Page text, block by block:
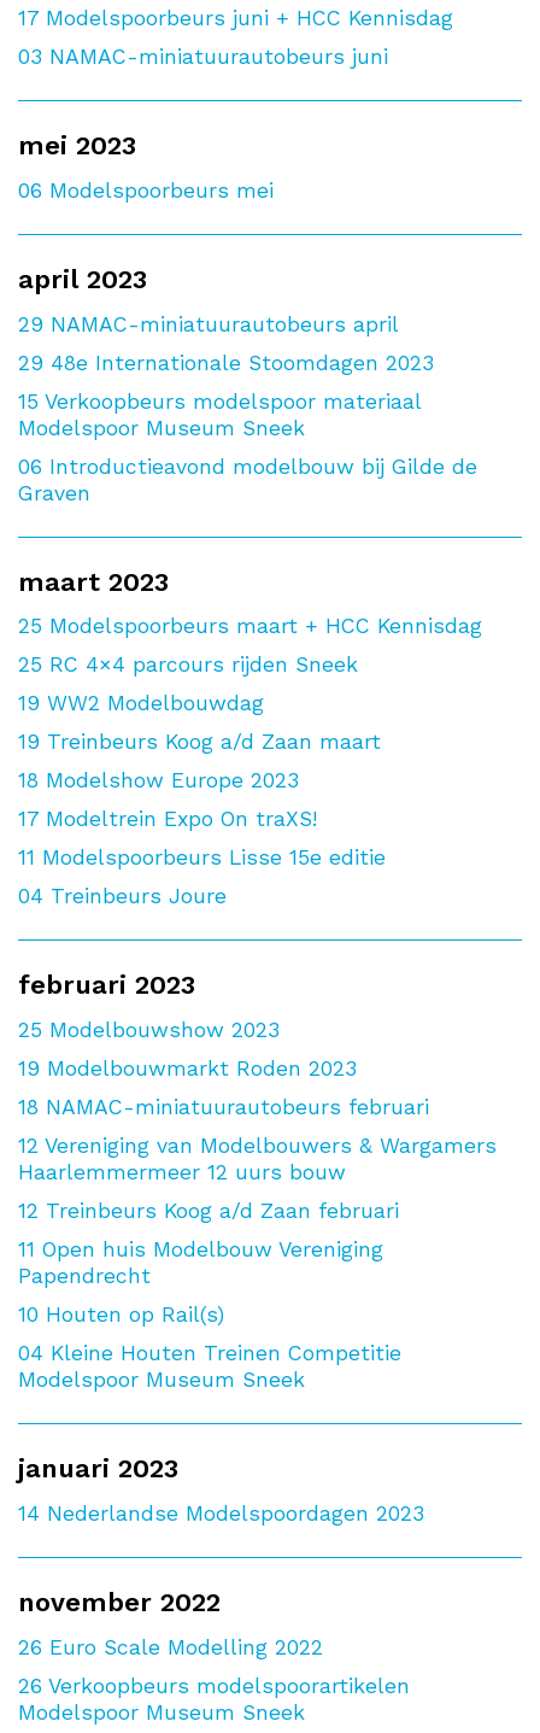
17 Modelspoorbeurs juni + HCC Kennisdag
03 NAMAC-miniatuurautobeurs juni
mei 2023
06 Modelspoorbeurs mei
april 2023
29 NAMAC-miniatuurautobeurs april
29 48e Internationale Stoomdagen 2023
15 Verkoopbeurs modelspoor materiaal
Modelspoor Museum Sneek
06 Introductieavond modelbouw bij Gilde de
Graven
maart 2023
25 Modelspoorbeurs maart + HCC Kennisdag
25 RC 4×4 parcours rijden Sneek
19 WW2 Modelbouwdag
19 Treinbeurs Koog a/d Zaan maart
18 Modelshow Europe 2023
17 Modeltrein Expo On traXS!
11 Modelspoorbeurs Lisse 15e editie
04 Treinbeurs Joure
februari 2023
25 Modelbouwshow 2023
19 Modelbouwmarkt Roden 2023
18 NAMAC-miniatuurautobeurs februari
12 Vereniging van Modelbouwers & Wargamers
Haarlemmermeer 12 uurs bouw
12 Treinbeurs Koog a/d Zaan februari
11 Open huis Modelbouw Vereniging
Papendrecht
10 Houten op Rail(s)
04 Kleine Houten Treinen Competitie
Modelspoor Museum Sneek
januari 2023
14 Nederlandse Modelspoordagen 2023
november 2022
26 Euro Scale Modelling 2022
26 Verkoopbeurs modelspoorartikelen
Modelspoor Museum Sneek